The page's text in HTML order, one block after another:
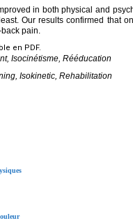
in both physical and
Our results confirmed that
pain.
en PDF.
Isocinétisme, Rééducation
Isokinetic, Rehabilitation